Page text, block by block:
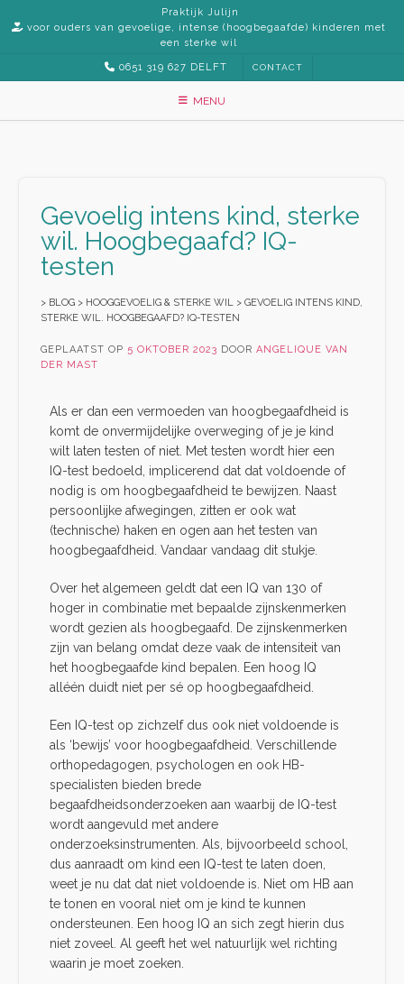
Praktijk Julijn
voor ouders van gevoelige, intense (hoogbegaafde) kinderen met
een sterke wil
0651 319 627 DELFT CONTACT
MENU
Gevoelig intens kind, sterke
wil. Hoogbegaafd? IQ-
testen
> BLOG > HOOGGEVOELIG & STERKE WIL > GEVOELIG INTENS KIND,
STERKE WIL. HOOGBEGAAFD? IQ-TESTEN
GEPLAATST OP 5 OKTOBER 2023 DOOR ANGELIQUE VAN
DER MAST
Als er dan een vermoeden van hoogbegaafdheid is
komt de onvermijdelijke overweging of je je kind
wilt laten testen of niet. Met testen wordt hier een
IQ-test bedoeld, implicerend dat dat voldoende of
nodig is om hoogbegaafdheid te bewijzen. Naast
persoonlijke afwegingen, zitten er ook wat
(technische) haken en ogen aan het testen van
hoogbegaafdheid. Vandaar vandaag dit stukje.
Over het algemeen geldt dat een IQ van 130 of
hoger in combinatie met bepaalde zijnskenmerken
wordt gezien als hoogbegaafd. De zijnskenmerken
zijn van belang omdat deze vaak de intensiteit van
het hoogbegaafde kind bepalen. Een hoog IQ
alléén duidt niet per sé op hoogbegaafdheid.
Een IQ-test op zichzelf dus ook niet voldoende is
als ‘bewijs’ voor hoogbegaafdheid. Verschillende
orthopedagogen, psychologen en ook HB-
specialisten bieden brede
begaafdheidsonderzoeken aan waarbij de IQ-test
wordt aangevuld met andere
onderzoeksinstrumenten. Als, bijvoorbeeld school,
dus aanraadt om kind een IQ-test te laten doen,
weet je nu dat dat niet voldoende is. Niet om HB aan
te tonen en vooral niet om je kind te kunnen
ondersteunen. Een hoog IQ an sich zegt hierin dus
niet zoveel. Al geeft het wel natuurlijk wel richting
waarin je moet zoeken.